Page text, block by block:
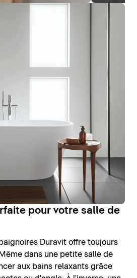
pour votre salle de
Duravit offre toujours
dans une petite salle de
aux bains relaxants grâce